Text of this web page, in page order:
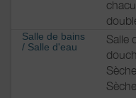
Salle de bains
/ Salle d'eau
Salle